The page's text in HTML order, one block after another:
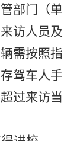
部门（单
访人员及
需按照指
驾车人手
过来访当